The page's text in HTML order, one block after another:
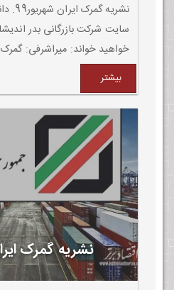
سایت شرکت بازرگانی بدر
خواهید خواند: میراشرفی:
کاهش مشکالت فعاالن
بیشتر
نشریه گمرک